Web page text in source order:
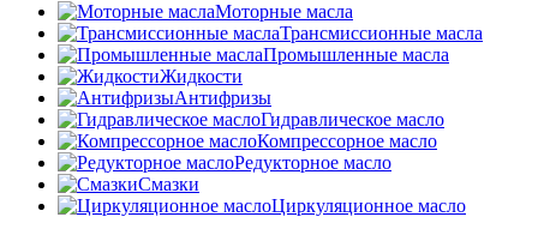
Моторные масла
Трансмиссионные масла
Промышленные масла
Жидкости
Антифризы
Гидравлическое масло
Компрессорное масло
Редукторное масло
Смазки
Циркуляционное масло